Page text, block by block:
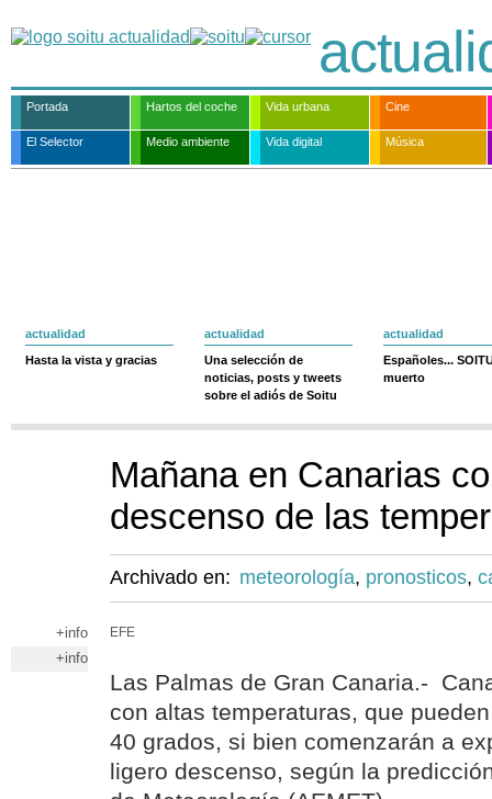
Portada Hartos del coche Vida urbana Cine
El Selector Medio ambiente Vida digital Música
actualidad
Hasta la vista y gracias
actualidad
Una selección de
noticias, posts y tweets
sobre el adiós de Soitu
actualidad
Españoles...
muerto
Mañana en Canarias
descenso de las
Archivado en: meteorología, pronosticos,
+info
+info
EFE
Las Palmas de Gran Canaria.-
con altas temperaturas, que
40 grados, si bien comenzarán a
ligero descenso, según la